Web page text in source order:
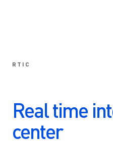
RTIC
Real time
center